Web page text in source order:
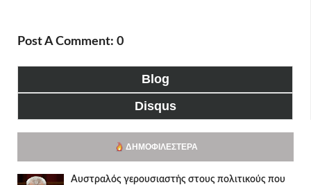
Post A Comment: 0
Blog
Disqus
ΔΗΜΟΦΙΛΈΣΤΕΡΑ
Αυστραλός γερουσιαστής στους πολιτικούς που